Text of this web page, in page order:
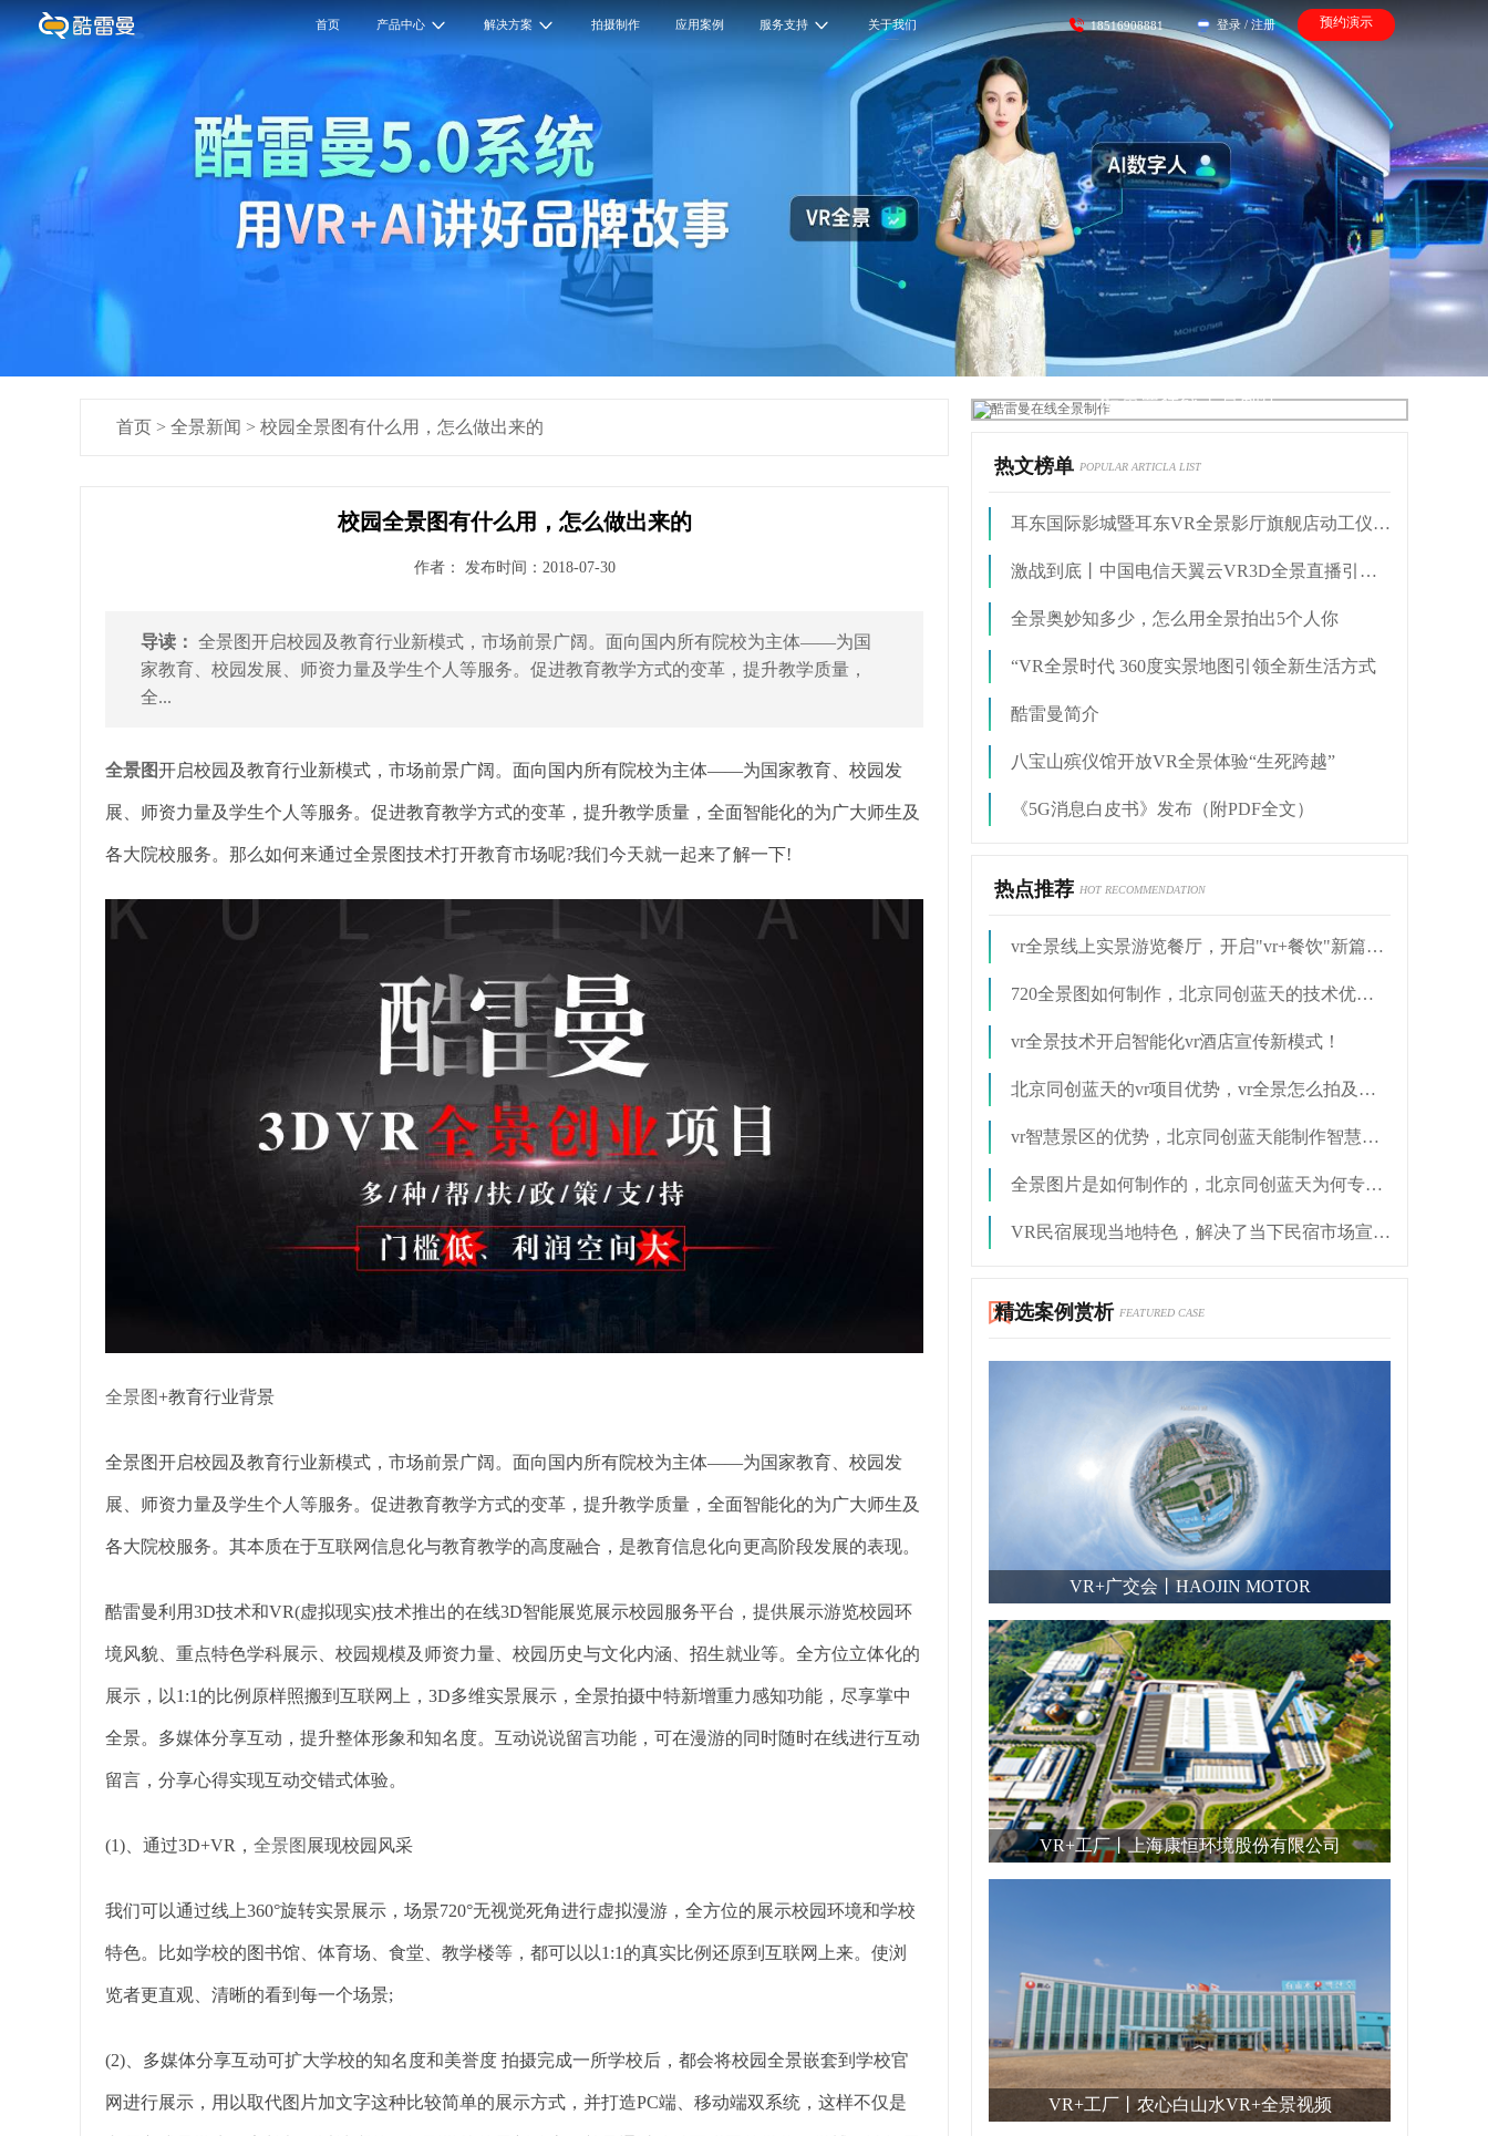
首页 产品中心 解决方案 拍摄制作 应用案例 服务支持 关于我们 18516908881 登录 / 注册 预约演示
首页 > 全景新闻 > 校园全景图有什么用，怎么做出来的
校园全景图有什么用，怎么做出来的
作者： 发布时间：2018-07-30
导读： 全景图开启校园及教育行业新模式，市场前景广阔。面向国内所有院校为主体——为国
家教育、校园发展、师资力量及学生个人等服务。促进教育教学方式的变革，提升教学质量，
全...
全景图开启校园及教育行业新模式，市场前景广阔。面向国内所有院校为主体——为国家教育、校园发
展、师资力量及学生个人等服务。促进教育教学方式的变革，提升教学质量，全面智能化的为广大师生及
各大院校服务。那么如何来通过全景图技术打开教育市场呢?我们今天就一起来了解一下!
全景图+教育行业背景
全景图开启校园及教育行业新模式，市场前景广阔。面向国内所有院校为主体——为国家教育、校园发
展、师资力量及学生个人等服务。促进教育教学方式的变革，提升教学质量，全面智能化的为广大师生及
各大院校服务。其本质在于互联网信息化与教育教学的高度融合，是教育信息化向更高阶段发展的表现。
酷雷曼利用3D技术和VR(虚拟现实)技术推出的在线3D智能展览展示校园服务平台，提供展示游览校园环
境风貌、重点特色学科展示、校园规模及师资力量、校园历史与文化内涵、招生就业等。全方位立体化的
展示，以1:1的比例原样照搬到互联网上，3D多维实景展示，全景拍摄中特新增重力感知功能，尽享掌中
全景。多媒体分享互动，提升整体形象和知名度。互动说说留言功能，可在漫游的同时随时在线进行互动
留言，分享心得实现互动交错式体验。
(1)、通过3D+VR， 全景图 展现校园风采
我们可以通过线上360°旋转实景展示，场景720°无视觉死角进行虚拟漫游，全方位的展示校园环境和学校
特色。比如学校的图书馆、体育场、食堂、教学楼等，都可以以1:1的真实比例还原到互联网上来。使浏
览者更直观、清晰的看到每一个场景;
(2)、多媒体分享互动可扩大学校的知名度和美誉度 拍摄完成一所学校后，都会将校园全景嵌套到学校官
网进行展示，用以取代图片加文字这种比较简单的展示方式，并打造PC端、移动端双系统，这样不仅是
酷雷曼在线全景制作
热文榜单 POPULAR ARTICLA LIST
耳东国际影城暨耳东VR全景影厅旗舰店动工仪式盛大举行
激战到底丨中国电信天翼云VR3D全景直播引燃拳击热火
全景奥妙知多少，怎么用全景拍出5个人你
“VR全景时代 360度实景地图引领全新生活方式
酷雷曼简介
八宝山殡仪馆开放VR全景体验“生死跨越”
《5G消息白皮书》发布（附PDF全文）
热点推荐 HOT RECOMMENDATION
vr全景线上实景游览餐厅，开启"vr+餐饮"新篇章！
720全景图如何制作，北京同创蓝天的技术优势如何
vr全景技术开启智能化vr酒店宣传新模式！
北京同创蓝天的vr项目优势，vr全景怎么拍及市场需求
vr智慧景区的优势，北京同创蓝天能制作智慧景区吗
全景图片是如何制作的，北京同创蓝天为何专门搞vr技术
VR民宿展现当地特色，解决了当下民宿市场宣传不到位的问题
精选案例赏析 FEATURED CASE
VR+广交会丨HAOJIN MOTOR
VR+工厂丨上海康恒环境股份有限公司
VR+工厂丨农心白山水VR+全景视频